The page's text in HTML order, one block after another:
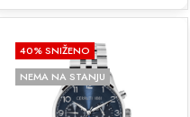
40% SNIŽENO
NEMA NA STANJU